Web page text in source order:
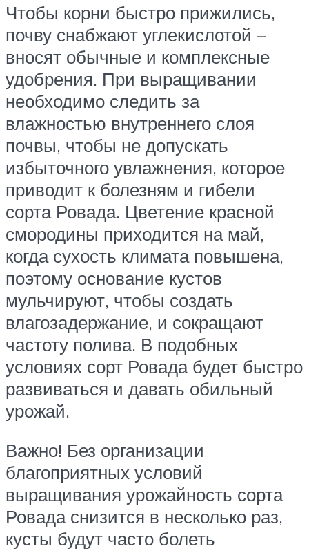
Чтобы корни быстро прижились,
почву снабжают углекислотой –
вносят обычные и комплексные
удобрения. При выращивании
необходимо следить за
влажностью внутреннего слоя
почвы, чтобы не допускать
избыточного увлажнения, которое
приводит к болезням и гибели
сорта Ровада. Цветение красной
смородины приходится на май,
когда сухость климата повышена,
поэтому основание кустов
мульчируют, чтобы создать
влагозадержание, и сокращают
частоту полива. В подобных
условиях сорт Ровада будет быстро
развиваться и давать обильный
урожай.
Важно! Без организации
благоприятных условий
выращивания урожайность сорта
Ровада снизится в несколько раз,
кусты будут часто болеть